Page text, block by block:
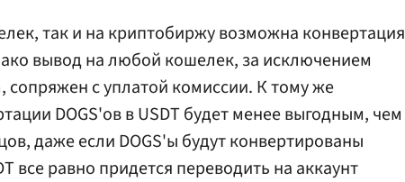
так и на криптобиржу возможна конвертация
вывод на любой кошелек, за исключением
сопряжен с уплатой комиссии. К тому же
DOGS'ов в USDT будет менее выгодным, чем
даже если DOGS'ы будут конвертированы
все равно придется переводить на аккаунт